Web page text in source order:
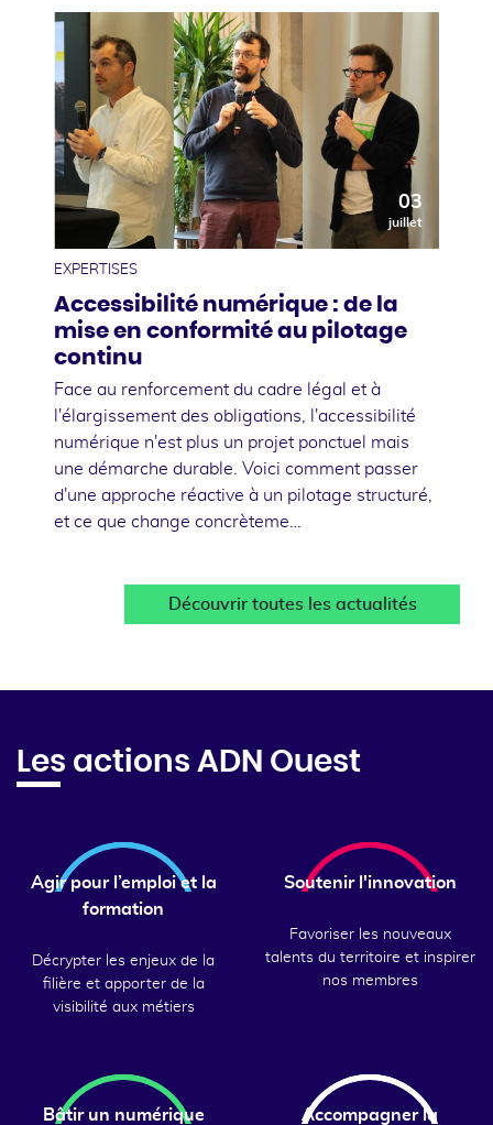
03
juillet
EXPERTISES
Accessibilité numérique : de la
mise en conformité au pilotage
continu
Face au renforcement du cadre légal et à
l'élargissement des obligations, l'accessibilité
numérique n'est plus un projet ponctuel mais
une démarche durable. Voici comment passer
d'une approche réactive à un pilotage structuré,
et ce que change concrèteme…
Découvrir toutes les actualités
Les actions ADN Ouest
Agir pour l’emploi et la
formation
Décrypter les enjeux de la
filière et apporter de la
visibilité aux métiers
Soutenir l'innovation
Favoriser les nouveaux
talents du territoire et inspirer
nos membres
Bâtir un numérique
Accompagner la